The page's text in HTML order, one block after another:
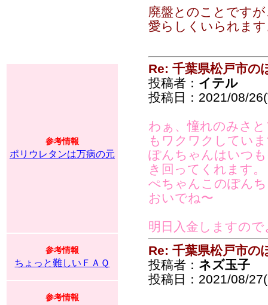
参考情報
ポリウレタンは万病の元
参考情報
ちょっと難しいＦＡＱ
参考情報
廃盤とのことです
愛らしくいられま
Re: 千葉県松戸市の
投稿者： イテル
投稿日：2021/08/
わぁ、憧れのみさ
もワクワクしてい
ぽんちゃんはいつ
き回ってくれます。
ぺちゃんこのぽん
おいでね〜
明日入金しますの
Re: 千葉県松戸市の
投稿者： ネズ玉子
投稿日：2021/08/